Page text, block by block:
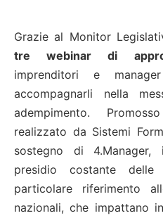
Grazie al Monitor
tre webinar di
imprenditori e
accompagnarli nella
adempimento.
realizzato da Sistemi
sostegno di
presidio costante
particolare riferimento
nazionali, che impattano